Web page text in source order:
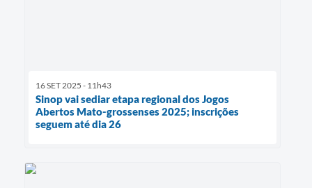
16 SET 2025 - 11h43
Sinop vai sediar etapa regional dos Jogos
Abertos Mato-grossenses 2025; inscrições
seguem até dia 26